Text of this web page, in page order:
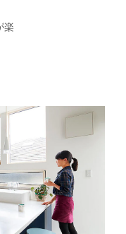
楽